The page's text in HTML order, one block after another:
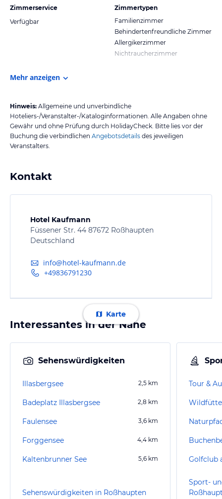
Zimmerservice
Verfügbar
Zimmertypen
Familienzimmer
Behindertenfreundliche Zimmer
Allergikerzimmer
Nichtraucherzimmer
Mehr anzeigen
Hinweis: Allgemeine und unverbindliche
Hoteliers-/Veranstalter-/Kataloginformationen. Alle Angaben ohne
Gewähr und ohne Prüfung durch HolidayCheck. Bitte lies vor der
Buchung die verbindlichen Angebotsdetails des jeweiligen
Veranstalters.
Kontakt
Hotel Kaufmann
Füssener Str. 44 87672 Roßhaupten
Deutschland
info@hotel-kaufmann.de
+49836791230
Karte
Interessantes in der Nähe
Sehenswürdigkeiten
Illasbergsee 2,5 km
Badeplatz Illasbergsee 2,8 km
Faulensee 3,6 km
Forggensee 4,4 km
Kaltenbrunner See 5,6 km
Sehenswürdigkeiten in Roßhaupten
Tour &
Sport-